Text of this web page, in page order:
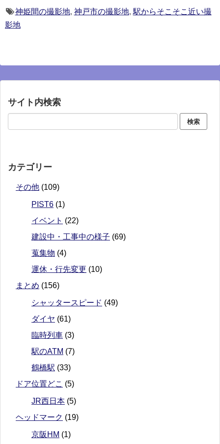
神姫間の撮影地, 神戸市の撮影地, 駅からそこそこ近い撮
影地
サイト内検索
カテゴリー
その他 (109)
PIST6 (1)
イベント (22)
建設中・工事中の様子 (69)
蒐集物 (4)
運休・行先変更 (10)
まとめ (156)
シャッタースピード (49)
ダイヤ (61)
臨時列車 (3)
駅のATM (7)
鶴橋駅 (33)
ドア位置どこ (5)
JR西日本 (5)
ヘッドマーク (19)
京阪HM (1)